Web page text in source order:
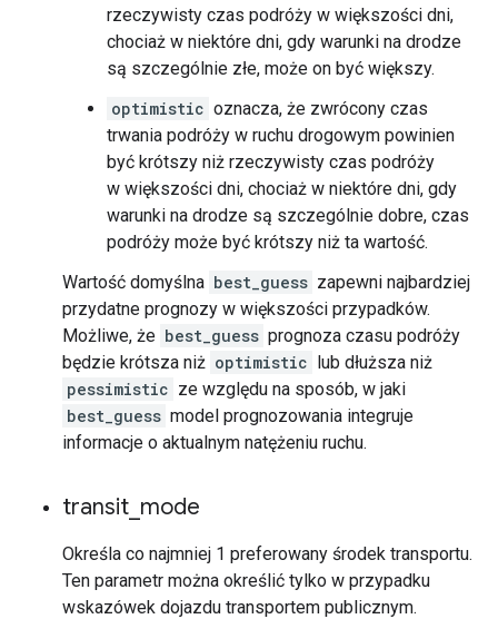
rzeczywisty czas podróży w większości dni,
chociaż w niektóre dni, gdy warunki na drodze
są szczególnie złe, może on być większy.
optimistic oznacza, że zwrócony czas
trwania podróży w ruchu drogowym powinien
być krótszy niż rzeczywisty czas podróży
w większości dni, chociaż w niektóre dni, gdy
warunki na drodze są szczególnie dobre, czas
podróży może być krótszy niż ta wartość.
Wartość domyślna best_guess zapewni najbardziej
przydatne prognozy w większości przypadków.
Możliwe, że best_guess prognoza czasu podróży
będzie krótsza niż optimistic lub dłuższa niż
pessimistic ze względu na sposób, w jaki
best_guess model prognozowania integruje
informacje o aktualnym natężeniu ruchu.
transit mode
Określa co najmniej 1 preferowany środek transportu.
Ten parametr można określić tylko w przypadku
wskazówek dojazdu transportem publicznym.